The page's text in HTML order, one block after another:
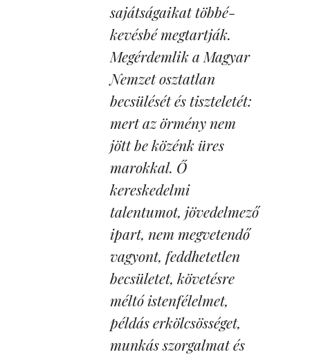
sajátságaikat többé-
kevésbé megtartják.
Megérdemlik a Magyar
Nemzet osztatlan
becsülését és tiszteletét:
mert az örmény nem
jött be közénk üres
marokkal. Ő
kereskedelmi
talentumot, jövedelmező
ipart, nem megvetendő
vagyont, feddhetetlen
becsületet, követésre
méltó istenfélelmet,
példás erkölcsösséget,
munkás szorgalmat és